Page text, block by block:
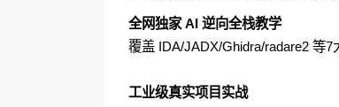
全网独家 AI 逆向全栈教学
覆盖 IDA/JADX/Ghidra/radare2 等7
工业级真实项目实战